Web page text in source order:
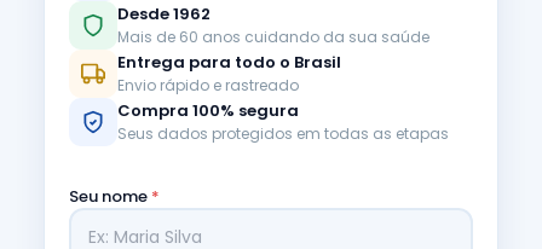
Desde 1962
Mais de 60 anos cuidando da sua saúde
Entrega para todo o Brasil
Envio rápido e rastreado
Compra 100% segura
Seus dados protegidos em todas as etapas
Seu nome *